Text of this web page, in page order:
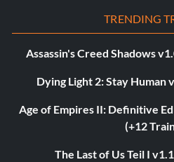
TRENDING
Assassin's Creed Shadows
Dying Light 2: Stay Human
Age of Empires II: Definitive
(+12
The Last of Us Teil I